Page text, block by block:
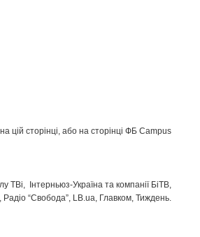
цій сторінці, або на сторінці ФБ Campus
ТВі, Інтерньюз-Україна та компанії БіТВ,
Радіо “Свобода”, LB.ua, Главком, Тиждень.